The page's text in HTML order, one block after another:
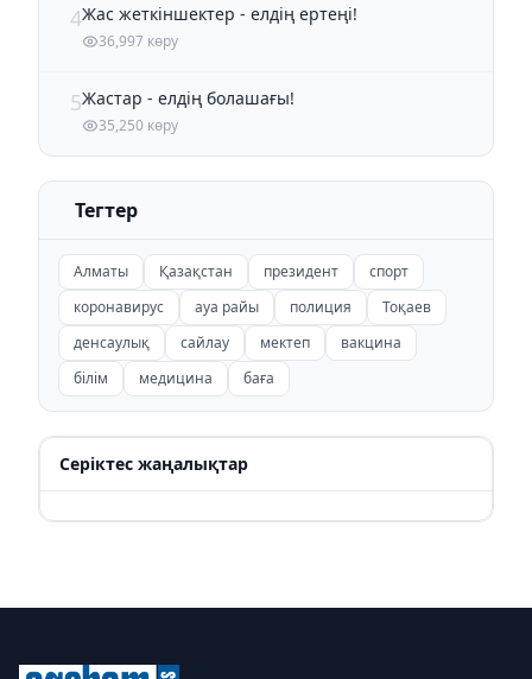
4Жас жеткіншектер - елдің ертеңі!
36,997 көру
5Жастар - елдің болашағы!
35,250 көру
Тегтер
Алматы Қазақстан президент
спорт
коронавирус
ауа райы полиция
Тоқаев
денсаулық
сайлау мектеп
вакцина
білім
медицина баға
Серіктес жаңалықтар